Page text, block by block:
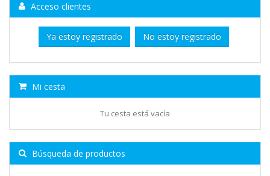
Acceso clientes
Ya estoy registrado No estoy registrado
Mi cesta
Tu cesta está vacía
Búsqueda de productos